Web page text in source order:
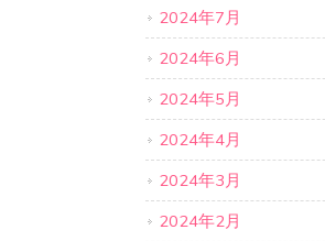
2024年7月
2024年6月
2024年5月
2024年4月
2024年3月
2024年2月